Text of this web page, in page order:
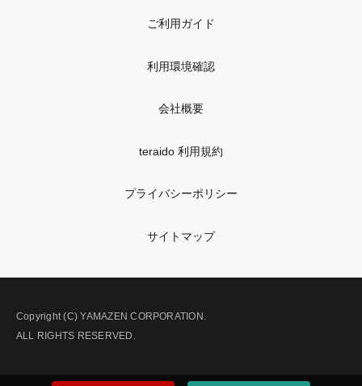
ご利用ガイド
利用環境確認
会社概要
teraido 利用規約
プライバシーポリシー
サイトマップ
Copyright (C) YAMAZEN CORPORATION.
ALL RIGHTS RESERVED.